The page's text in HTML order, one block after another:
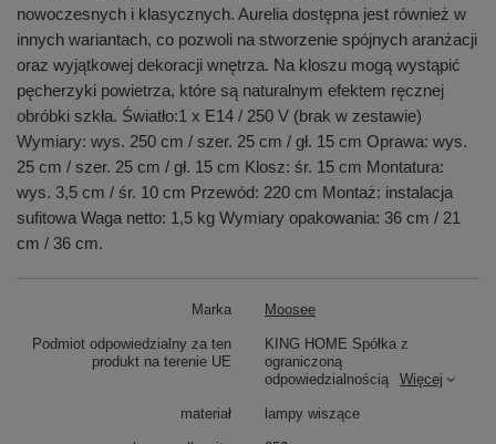
nowoczesnych i klasycznych. Aurelia dostępna jest również w
innych wariantach, co pozwoli na stworzenie spójnych aranżacji
oraz wyjątkowej dekoracji wnętrza. Na kloszu mogą wystąpić
pęcherzyki powietrza, które są naturalnym efektem ręcznej
obróbki szkła. Światło:1 x E14 / 250 V (brak w zestawie)
Wymiary: wys. 250 cm / szer. 25 cm / gł. 15 cm Oprawa: wys.
25 cm / szer. 25 cm / gł. 15 cm Klosz: śr. 15 cm Montatura:
wys. 3,5 cm / śr. 10 cm Przewód: 220 cm Montaż: instalacja
sufitowa Waga netto: 1,5 kg Wymiary opakowania: 36 cm / 21
cm / 36 cm.
Marka Moosee
Podmiot odpowiedzialny za ten
produkt na terenie UE
KING HOME Spółka z
ograniczoną
odpowiedzialnością
Więcej
materiał lampy wiszące